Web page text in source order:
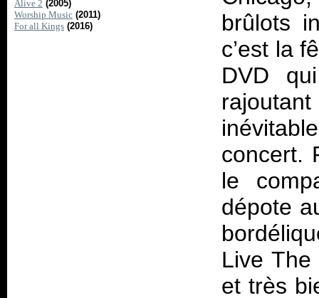
Alive 2 (2005)
Worship Music (2011)
For all Kings (2016)
brûlots
c’est la
DVD
concert.
le
dépote
Live The
et très